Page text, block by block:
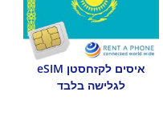
איסים לקזחסטן eSIM
לגלישה בלבד